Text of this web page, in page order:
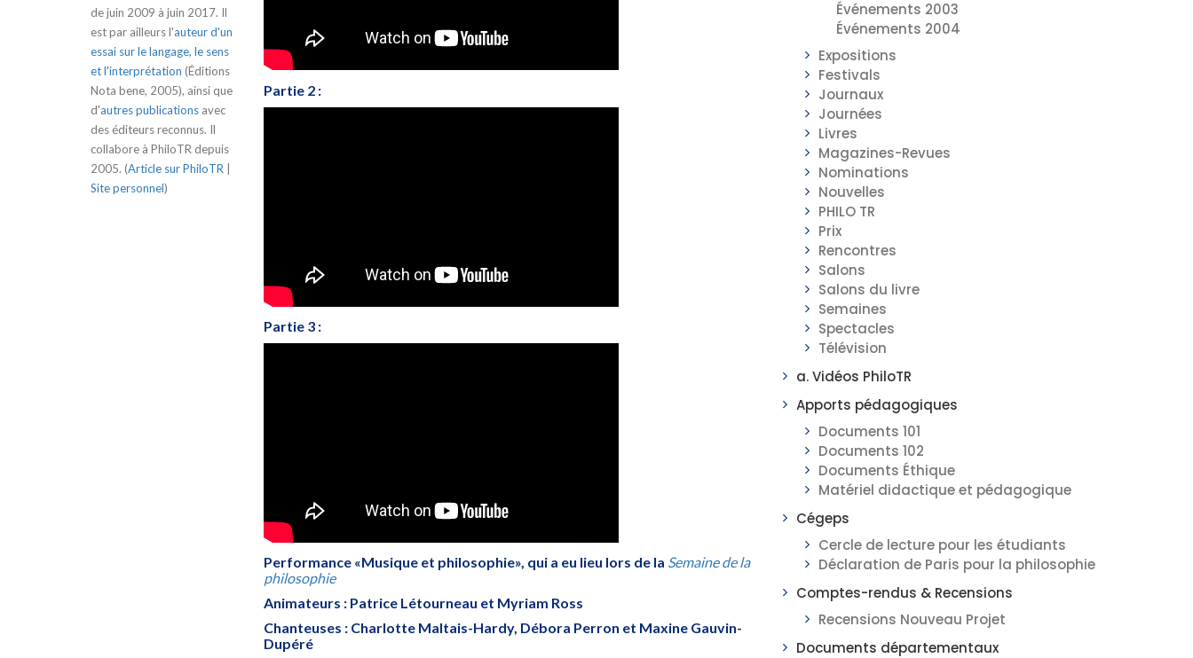
de juin 2009 à juin 2017. Il
est par ailleurs l'auteur d'un
essai sur le langage, le sens
et l'interprétation (Éditions
Nota bene, 2005), ainsi que
d'autres publications avec
des éditeurs reconnus. Il
collabore à PhiloTR depuis
2005. (Article sur PhiloTR
Site personnel)
Partie 2 :
Partie 3 :
Performance «Musique et philosophie», qui a eu lieu lors de la Semaine de la
philosophie
Animateurs : Patrice Létourneau et Myriam Ross
Chanteuses : Charlotte Maltais-Hardy, Débora Perron et Maxine Gauvin-
Dupéré
Événements 2003
Événements 2004
Expositions
Festivals
Journaux
Journées
Livres
Magazines-Revues
Nominations
Nouvelles
PHILO TR
Prix
Rencontres
Salons
Salons du livre
Semaines
Spectacles
Télévision
a. Vidéos PhiloTR
Apports pédagogiques
Documents 101
Documents 102
Documents Éthique
Matériel didactique et pédagogique
Cégeps
Cercle de lecture pour les étudiants
Déclaration de Paris pour la philosophie
Comptes-rendus & Recensions
Recensions Nouveau Projet
Documents départementaux